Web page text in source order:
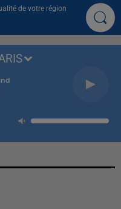
de votre région